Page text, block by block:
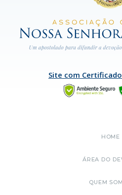
Site com
HOME
ÁREA DO
QUEM